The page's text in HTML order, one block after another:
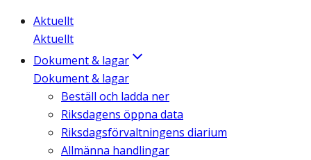
Aktuellt
Aktuellt
Dokument & lagar
Dokument & lagar
Beställ och ladda ner
Riksdagens öppna data
Riksdagsförvaltningens diarium
Allmänna handlingar